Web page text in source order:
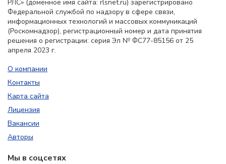
РЛС» (доменное имя сайта: rlsnet.ru) зарегистрировано
Федеральной службой по надзору в сфере связи,
информационных технологий и массовых коммуникаций
(Роскомнадзор), регистрационный номер и дата принятия
решения о регистрации: серия Эл № ФС77-85156 от 25
апреля 2023 г.
О компании
Контакты
Карта сайта
Лицензия
Вакансии
Авторы
Мы в соцсетях